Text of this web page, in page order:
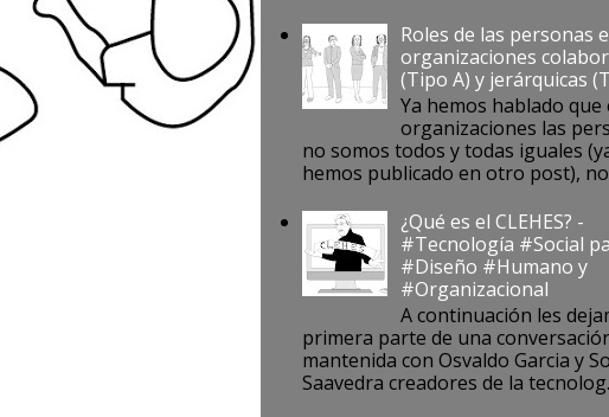
Roles de las personas
organizaciones
(Tipo A) y jerárquicas
Ya hemos hablado que
organizaciones las
no somos todos y todas iguales
hemos publicado en otro post),
¿Qué es el CLEHES? -
#Tecnología #Social
#Diseño #Humano y
#Organizacional
A continuación les
primera parte de una
mantenida con Osvaldo Garcia y
Saavedra creadores de la